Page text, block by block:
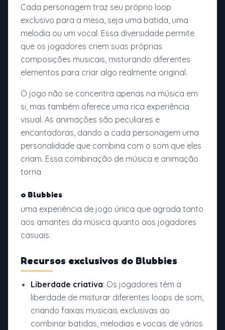
Cada personagem traz seu próprio loop
exclusivo para a mesa, seja uma batida, uma
melodia ou um vocal. Essa diversidade permite
que os jogadores criem suas próprias
composições musicais, misturando diferentes
elementos para criar algo realmente original.
O jogo não se concentra apenas na música em
si, mas também oferece uma rica experiência
visual. As animações são peculiares e
encantadoras, dando a cada personagem uma
personalidade que combina com o som que eles
criam. Essa combinação de música e animação
torna
o Blubbies
uma experiência de jogo única que agrada tanto
aos amantes da música quanto aos jogadores
casuais.
Recursos exclusivos do Blubbies
Liberdade criativa: Os jogadores têm a
liberdade de misturar diferentes loops de som,
criando faixas musicais exclusivas ao
combinar batidas, melodias e vocais de vários